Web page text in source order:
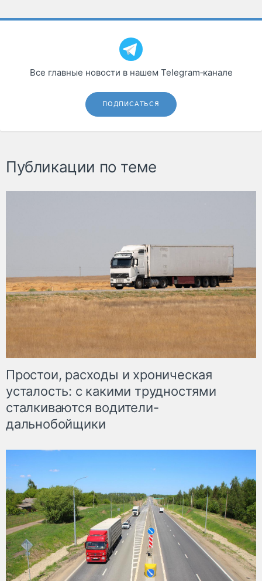
Все главные новости в нашем Telegram‑канале
ПОДПИСАТЬСЯ
Публикации по теме
Простои, расходы и хроническая
усталость: с какими трудностями
сталкиваются водители-
дальнобойщики